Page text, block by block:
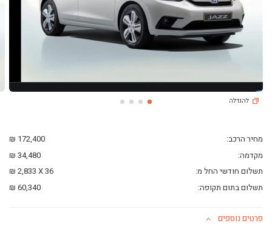
ליסינג
ליסינג מימוני
ליסינג פרטי
השכרת רכב
להגדלה
מחיר הרכב:
172,400 ₪
מקדמה:
34,480 ₪
תשלום חודשי החל מ:
36
2,833 ₪
תשלום בתום תקופה:
60,340 ₪
פרטים נוספים